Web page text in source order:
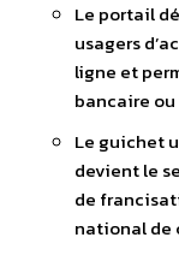
Le portail
usagers
ligne et
bancaire
Le guichet
devient le
de
national de